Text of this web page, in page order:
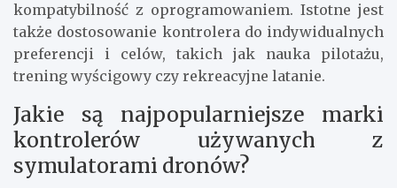
kompatybilność z oprogramowaniem. Istotne jest
także dostosowanie kontrolera do indywidualnych
preferencji i celów, takich jak nauka pilotażu,
trening wyścigowy czy rekreacyjne latanie.
Jakie są najpopularniejsze marki
kontrolerów używanych z
symulatorami dronów?